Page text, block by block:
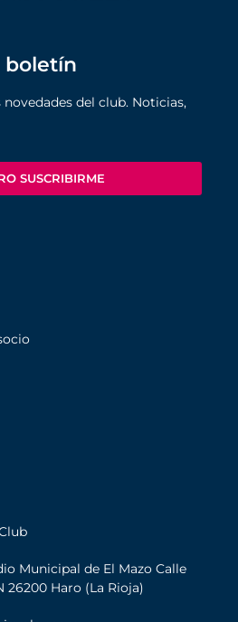
boletín
del club. Noticias,
SUSCRIBIRME
Municipal de El Mazo Calle
26200 Haro (La Rioja)